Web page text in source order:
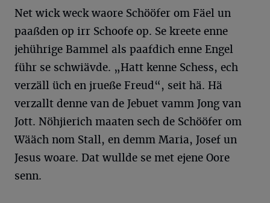
Net wick weck waore Schööfer om Fäel un
paaßden op irr Schoofe op. Se kreete enne
jehührige Bammel als paafdich enne Engel
führ se schwiävde. „Hatt kenne Schess, ech
verzäll üch en jrueße Freud“, seit hä. Hä
verzallt denne van de Jebuet vamm Jong van
Jott. Nöhjierich maaten sech de Schööfer om
Wääch nom Stall, en demm Maria, Josef un
Jesus woare. Dat wullde se met ejene Oore
senn.